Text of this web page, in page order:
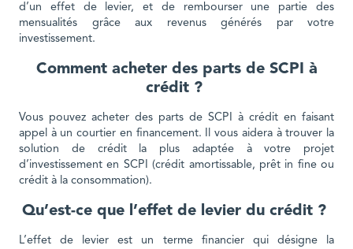
d’un effet de levier, et de rembourser une partie des
mensualités grâce aux revenus générés par votre
investissement.
Comment acheter des parts de SCPI à
crédit ?
Vous pouvez acheter des parts de SCPI à crédit en faisant
appel à un courtier en financement. Il vous aidera à trouver la
solution de crédit la plus adaptée à votre projet
d’investissement en SCPI (crédit amortissable, prêt in fine ou
crédit à la consommation).
Qu’est-ce que l’effet de levier du crédit ?
L’effet de levier est un terme financier qui désigne la